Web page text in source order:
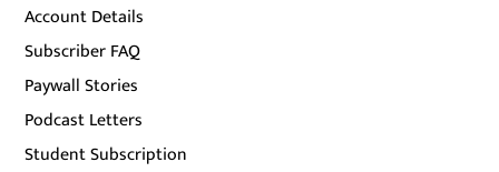
Account Details
Subscriber FAQ
Paywall Stories
Podcast Letters
Student Subscription